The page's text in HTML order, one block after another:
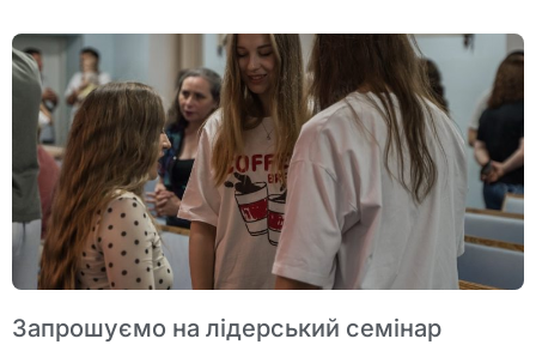
Запрошуємо на лідерський семінар